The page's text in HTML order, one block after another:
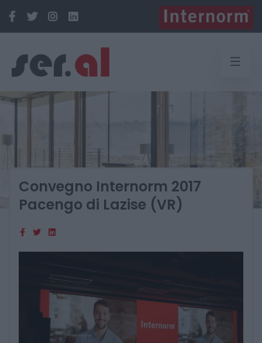
Convegno Internorm 2017
Pacengo di Lazise (VR)